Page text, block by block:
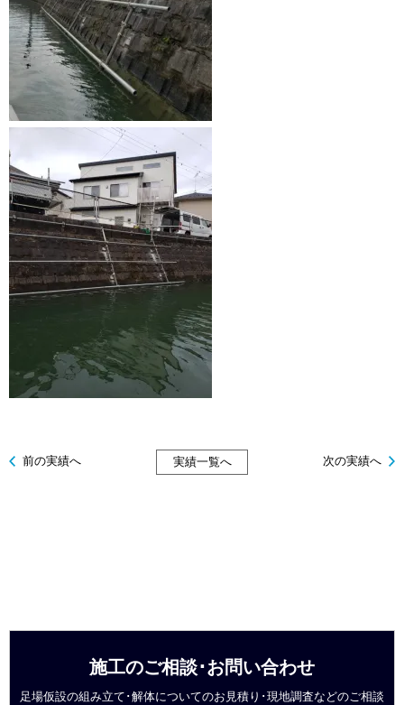
前の実績へ 実績一覧へ 次の実績へ
施工のご相談･お問い合わせ
足場仮設の組み立て･解体についてのお見積り･現地調査などのご相談